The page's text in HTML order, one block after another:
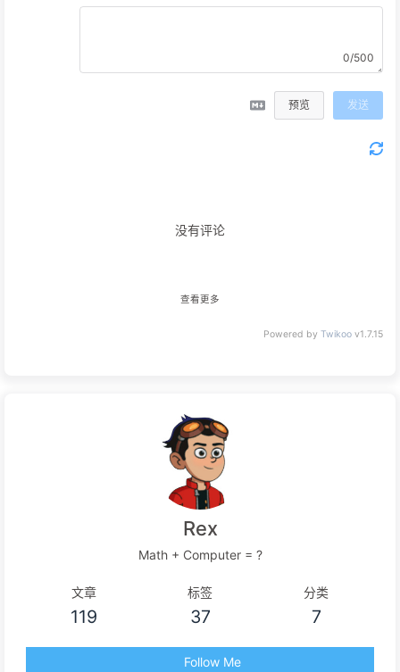
0/500
预览 发送
没有评论
查看更多
Powered by Twikoo v1.7.15
Rex
Math + Computer = ?
文章
119
标签
37
分类
7
Follow Me